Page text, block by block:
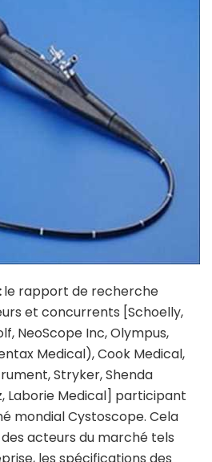
le rapport de recherche
et concurrents [Schoelly,
NeoScope Inc, Olympus,
Medical), Cook Medical,
Stryker, Shenda
Laborie Medical] participant
mondial Cystoscope. Cela
acteurs du marché tels